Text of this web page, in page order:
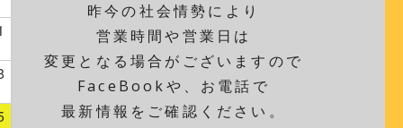
昨今の社会情勢により
営業時間や営業日は
変更となる場合がございますので
FaceBookや、お電話で
最新情報をご確認ください。